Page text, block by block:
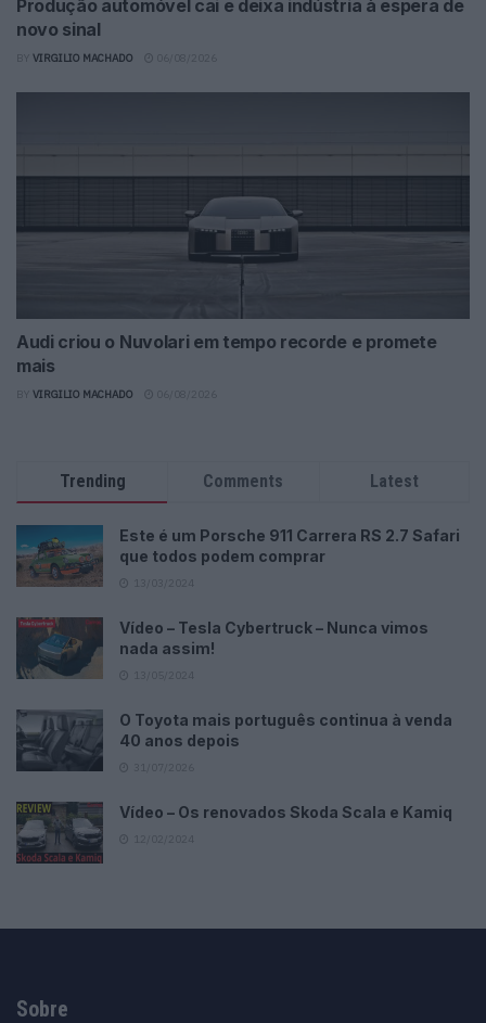
Produção automóvel cai e deixa indústria à espera de
novo sinal
VIRGILIO MACHADO
Audi criou o Nuvolari em tempo recorde e promete
mais
VIRGILIO MACHADO
Trending Comments Latest
Este é um Porsche 911 Carrera RS 2.7 Safari
que todos podem comprar
Vídeo – Tesla Cybertruck – Nunca vimos
nada assim!
O Toyota mais português continua à venda
40 anos depois
Vídeo – Os renovados Skoda Scala e Kamiq
Sobre